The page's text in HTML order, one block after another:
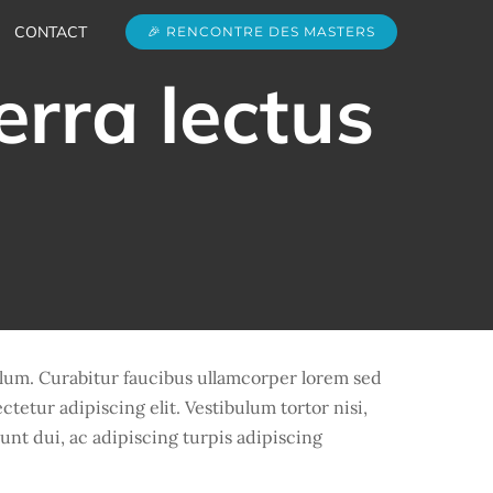
CONTACT 🎉 RENCONTRE DES MASTERS
lectus
Curabitur faucibus ullamcorper lorem sed
adipiscing elit. Vestibulum tortor nisi,
dui, ac adipiscing turpis adipiscing